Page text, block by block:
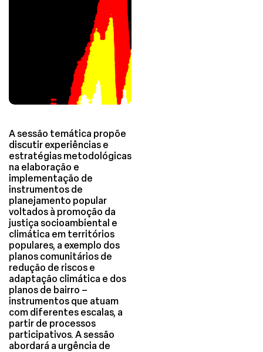
A sessão temática propõe
discutir experiências e
estratégias metodológicas
na elaboração e
implementação de
instrumentos de
planejamento popular
voltados à promoção da
justiça socioambiental e
climática em territórios
populares, a exemplo dos
planos comunitários de
redução de riscos e
adaptação climática e dos
planos de bairro –
instrumentos que atuam
com diferentes escalas, a
partir de processos
participativos. A sessão
abordará a urgência de